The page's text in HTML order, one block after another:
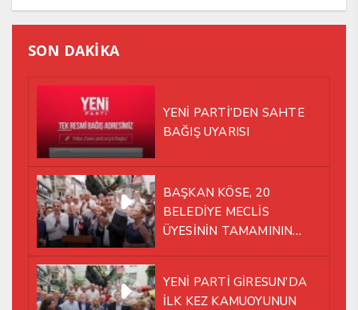
SON DAKİKA
YENİ PARTİ’DEN SAHTE
BAĞIŞ UYARISI
BAŞKAN KÖSE, 20
BELEDİYE MECLİS
ÜYESİNİN TAMAMININ
YÜRÜMEYE KARAR VERDİK
YENİ PARTİ GİRESUN’DA
İLK KEZ KAMUOYUNUN